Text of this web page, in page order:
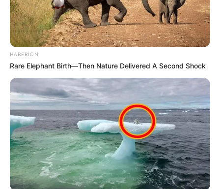
Schortens (ehemals Freizeitbad Aqua Toll)
verspricht mit seinen verschiedenen Becken einen
abwechslungsreichen und schönen Badeausflug für
die ganze Familie. Weitere Informationen unterAqu
Künstlerkolonie Dötlingen - Die als Dötlinger
GartenKultour bezeichnetet Initiative knüpft an die
einstige Tradition in der malerisch gelegenen
historischen Künstlerkolonie Dötlingen an.
Informationen unterwww.doetlinger-gartenkultour.d
e.
Wild- und Freizeitpark Ostrittrum - Ein Freizeitpark
mit Märchenwald, Tieren, Spielplätzen,
Heimatmuseum und vielem mehr in der Gemeinde
HABERION
Rare Elephant Birth—Then Nature Delivered A Second Shock